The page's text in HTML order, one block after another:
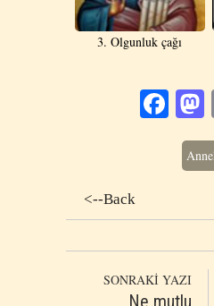
3. Olgunluk çağı
<--Back
SONRAKİ YAZI
Ne mutlu